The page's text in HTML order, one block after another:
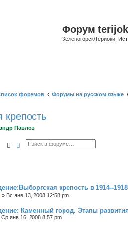
Форум
Зеленогорск/Териоки.
форумов Форумы на русском языке
крепость
Павлов
ПоискРасширенный поиск
крепость в 1914--1918
» Вс янв 13, 2008 12:58 pm
Каменный город. Этапы
Ср янв 16, 2008 8:57 pm